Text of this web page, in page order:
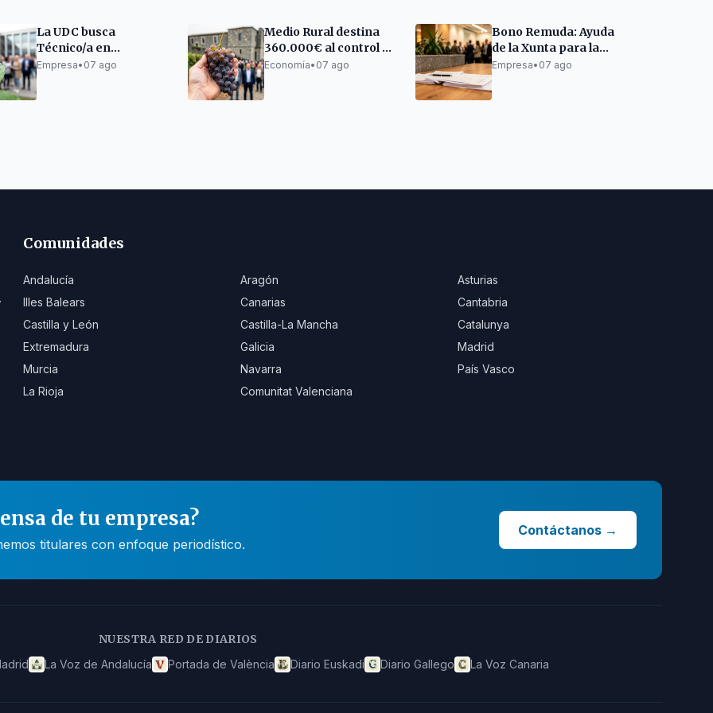
La UDC busca
Técnico/a en
Sostenibilidad para
Empresa• 07 ago
Medio Rural destina
360.000€ al control de
productos
Economía• 07 ago
Bono Remuda: Ayuda
de la Xunta para la
continuidad de
Empresa• 07 ago
Comunidades
Andalucía Aragón
Asturias
Illes Balears
Canarias
Cantabria
Castilla y León
Castilla-La Mancha
Catalunya
Extremadura
Galicia
Madrid
Murcia
Navarra
País Vasco
La Rioja
Comunitat Valenciana
de tu empresa?
titulares con enfoque periodístico.
Contáctanos →
NUESTRA RED DE DIARIOS
La Voz de Andalucía Portada de València Diario Euskadi Diario Gallego La Voz Canaria